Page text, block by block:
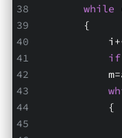
while
        {
if
            {